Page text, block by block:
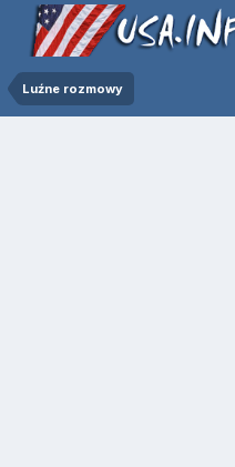
Luźne rozmowy